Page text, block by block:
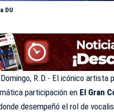
DU
R.D.- El icónico artista
participación en El Gran
desempeñó el rol de